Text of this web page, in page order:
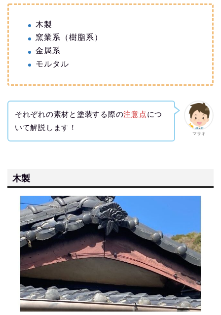
木製
窯業系（樹脂系）
金属系
モルタル
マサキ
それぞれの素材と塗装する際の注意点につ
いて解説します！
木製